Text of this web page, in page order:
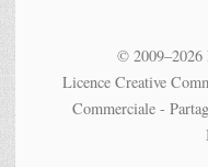
© 2009–2026
Licence Creative
Commerciale -